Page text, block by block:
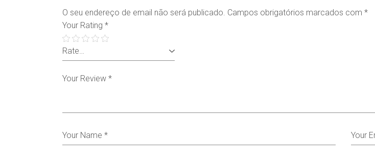
O seu endereço de email não será publicado. Campos obrigatórios marcados com *
Your Rating *